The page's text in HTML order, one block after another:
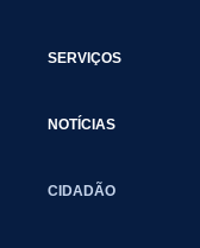
SERVIÇOS
NOTÍCIAS
CIDADÃO